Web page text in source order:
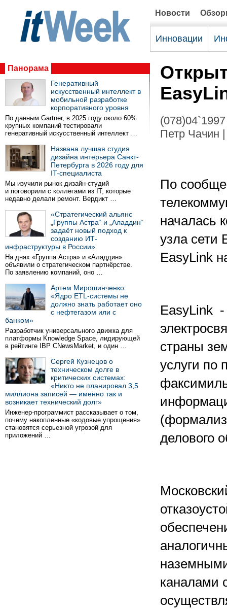
Новости
Инновации
Панорама
Генеративный
искусственный интеллект в
мобильной разработке
корпоративного уровня
По данным Gartner, в 2025 году около 60%
крупных компаний тестировали
генеративный искусственный интеллект …
Названа лучшая студия
дизайна интерьера Санкт-
Петербурга в 2026 году для
IT-специалиста
Мы изучили рынок дизайн-студий
и поговорили с коллегами из IT, которые
недавно делали ремонт. Вердикт …
«Стратегический альянс
„Группы Астра“ и „Аладдин“
задаёт новый подход к
созданию ИТ-
инфраструктуры в России»
На днях «Группа Астра» и «Аладдин»
объявили о стратегическом партнёрстве.
По заявлению компаний, оно …
Артем Мирошинченко:
«Ядро ETL-системы не
должно знать работает оно
с нефтегазом или с
банком»
Разработчик универсального движка для
платформы Knowledge Space, лидирующей
в рейтинге IBP CNewsMarket, и один …
Сергей Кузнецов о
техническом долге в
критических системах:
«Никто не планировал 3,5
миллиона записей — именно так и
возникает технический долг»
Инженер-программист рассказывает о том,
почему накопленные «кодовые упрощения»
становятся серьезной угрозой для
приложений …
(078)04`1997
Петр Чачин
По
началась
узла сети
EasyLink
EasyLink -
страны
услуги по
делового
каналами